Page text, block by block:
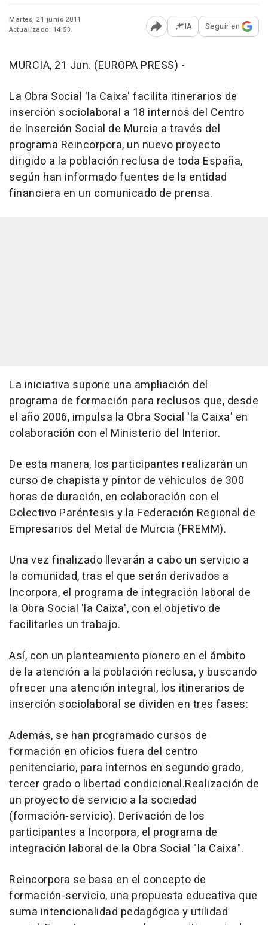
Martes, 21 junio 2011
Actualizado: 14:53
Abrir opciones para
IA Seguir en
MURCIA, 21 Jun. (EUROPA PRESS) -
La Obra Social 'la Caixa' facilita itinerarios de
inserción sociolaboral a 18 internos del Centro
de Inserción Social de Murcia a través del
programa Reincorpora, un nuevo proyecto
dirigido a la población reclusa de toda España,
según han informado fuentes de la entidad
financiera en un comunicado de prensa.
La iniciativa supone una ampliación del
programa de formación para reclusos que, desde
el año 2006, impulsa la Obra Social 'la Caixa' en
colaboración con el Ministerio del Interior.
De esta manera, los participantes realizarán un
curso de chapista y pintor de vehículos de 300
horas de duración, en colaboración con el
Colectivo Paréntesis y la Federación Regional de
Empresarios del Metal de Murcia (FREMM).
Una vez finalizado llevarán a cabo un servicio a
la comunidad, tras el que serán derivados a
Incorpora, el programa de integración laboral de
la Obra Social 'la Caixa', con el objetivo de
facilitarles un trabajo.
Así, con un planteamiento pionero en el ámbito
de la atención a la población reclusa, y buscando
ofrecer una atención integral, los itinerarios de
inserción sociolaboral se dividen en tres fases:
Además, se han programado cursos de
formación en oficios fuera del centro
penitenciario, para internos en segundo grado,
tercer grado o libertad condicional.Realización de
un proyecto de servicio a la sociedad
(formación-servicio). Derivación de los
participantes a Incorpora, el programa de
integración laboral de la Obra Social "la Caixa".
Reincorpora se basa en el concepto de
formación-servicio, una propuesta educativa que
suma intencionalidad pedagógica y utilidad